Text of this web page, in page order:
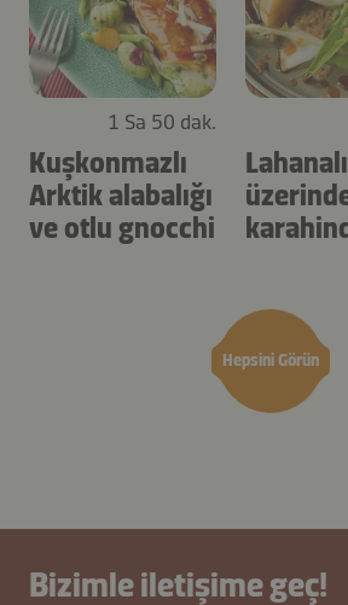
Hepsini Görün
1 Sa 50 dak.
Kuşkonmazlı
Arktik alabalığı
ve otlu gnocchi
Bizimle iletişime geç!